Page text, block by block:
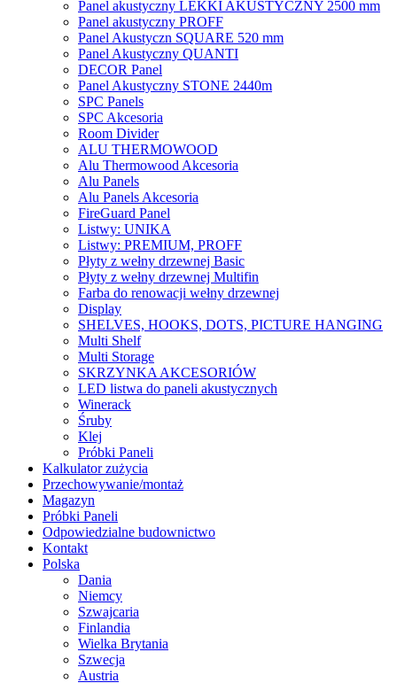
Panel akustyczny LEKKI AKUSTYCZNY 2500 mm
Panel akustyczny PROFF
Panel Akustyczn SQUARE 520 mm
Panel Akustyczny QUANTI
DECOR Panel
Panel Akustyczny STONE 2440m
SPC Panels
SPC Akcesoria
Room Divider
ALU THERMOWOOD
Alu Thermowood Akcesoria
Alu Panels
Alu Panels Akcesoria
FireGuard Panel
Listwy: UNIKA
Listwy: PREMIUM, PROFF
Płyty z wełny drzewnej Basic
Płyty z wełny drzewnej Multifin
Farba do renowacji wełny drzewnej
Display
SHELVES, HOOKS, DOTS, PICTURE HANGING
Multi Shelf
Multi Storage
SKRZYNKA AKCESORIÓW
LED listwa do paneli akustycznych
Winerack
Śruby
Klej
Próbki Paneli
Kalkulator zużycia
Przechowywanie/montaż
Magazyn
Próbki Paneli
Odpowiedzialne budownictwo
Kontakt
Polska
Dania
Niemcy
Szwajcaria
Finlandia
Wielka Brytania
Szwecja
Austria